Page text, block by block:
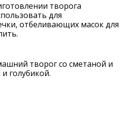
творога
для
отбеливающих масок для
творог со сметаной и
голубикой.